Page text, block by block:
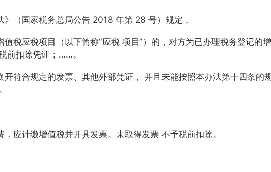
》（国家税务总局公告2018 年第28 号）规定，
税应税项目（以下简称“应税 项目”）的，对方为已办理税务登记的
前扣除凭证；……。
符合规定的发票、其他外部凭证，
并且未能按照本办法第十四条的
，应计缴增值税并开具发票。未取得发票 不予税前扣除。